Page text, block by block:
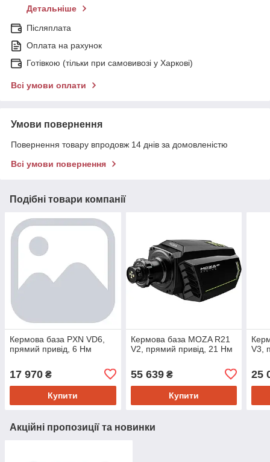
Детальніше
Післяплата
Оплата на рахунок
Готівкою (тільки при самовивозі у Харкові)
Всі умови оплати
Умови повернення
Повернення товару впродовж 14 днів за домовленістю
Всі умови повернення
Подібні товари компанії
Кермова база PXN VD6,
прямий привід, 6 Нм
17 970 ₴
Купити
Кермова база MOZA R21
V2, прямий привід, 21 Нм
55 639₴
Купити
V3,
25
Акційні пропозиції та новинки